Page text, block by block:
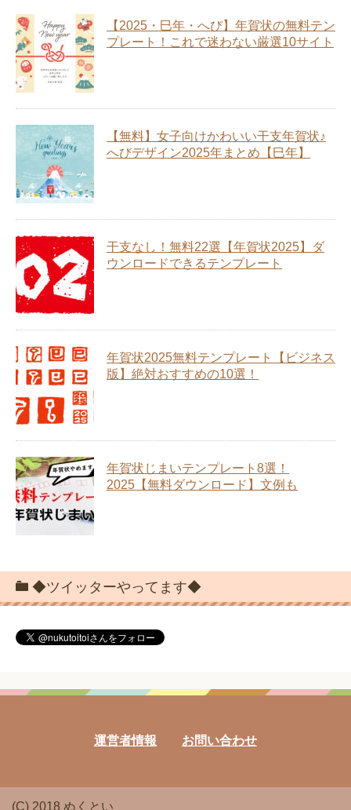
【2025・巳年・へび】年賀状の無料テン
プレート！これで迷わない厳選10サイト
【無料】女子向けかわいい干支年賀状♪
へびデザイン2025年まとめ【巳年】
干支なし！無料22選【年賀状2025】ダ
ウンロードできるテンプレート
年賀状2025無料テンプレート【ビジネス
版】絶対おすすめの10選！
年賀状じまいテンプレート8選！
2025【無料ダウンロード】文例も
◆ツイッターやってます◆
運営者情報 お問い合わせ
(C) 2018 ぬくとい